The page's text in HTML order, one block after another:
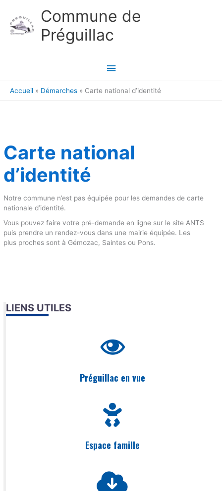
Commune de
Préguillac
Menu
principal
Accueil Démarches Carte national d’identité
Carte national
d’identité
Notre commune n’est pas équipée pour les demandes de carte
nationale d’identité.
Vous pouvez faire votre pré-demande en ligne sur le site ANTS
puis prendre un rendez-vous dans une mairie équipée. Les
plus proches sont à Gémozac, Saintes ou Pons.
LIENS UTILES
Préguillac en vue
Espace famille